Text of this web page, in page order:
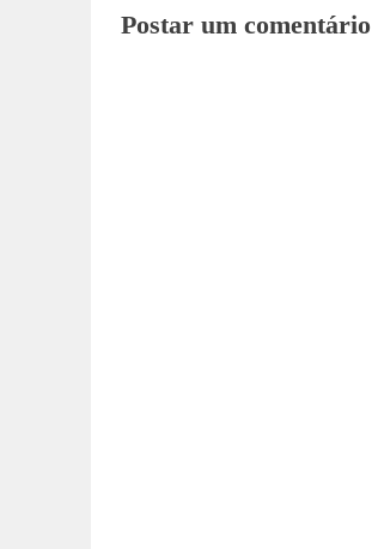
Postar um comentário